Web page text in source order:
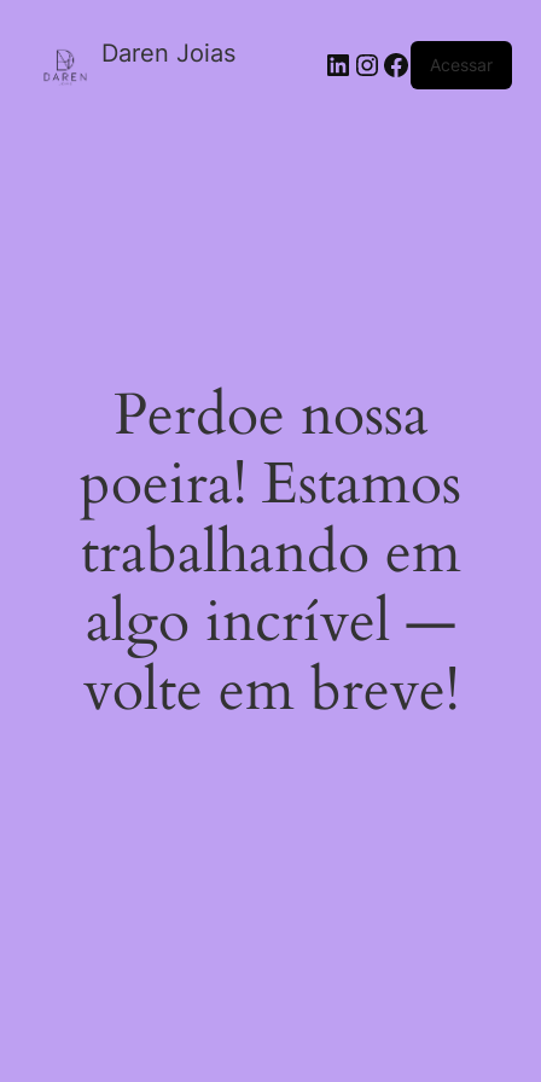
Daren Joias Acessar
Perdoe nossa
poeira! Estamos
trabalhando em
algo incrível —
volte em breve!